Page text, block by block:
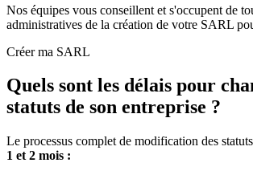
Nos équipes vous conseillent et s'occupent de
administratives de la création de votre SARL
Créer ma SARL
Quels sont les délais pour
statuts de son entreprise ?
Le processus complet de modification des
1 et 2 mois :